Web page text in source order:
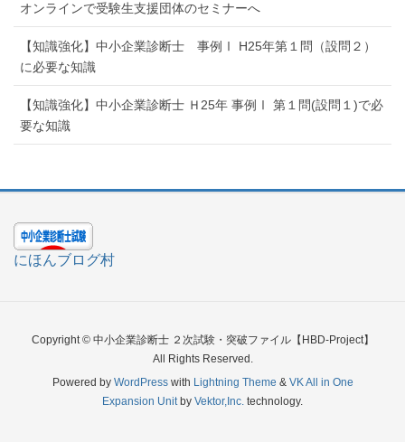
オンラインで受験生支援団体のセミナーへ
【知識強化】中小企業診断士 事例Ⅰ H25年第１問（設問２）
に必要な知識
【知識強化】中小企業診断士 Ｈ25年 事例Ⅰ 第１問(設問１)で必
要な知識
にほんブログ村
Copyright © 中小企業診断士 ２次試験・突破ファイル【HBD-Project】
All Rights Reserved.
Powered by WordPresswith Lightning Theme & VK All in One
Expansion Unitby Vektor,Inc. technology.